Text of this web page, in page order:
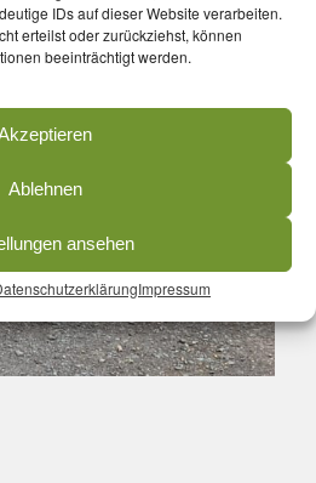
IDs auf dieser Website verarbeiten.
erteilst oder zurückziehst, können
beeinträchtigt werden.
Ablehnen
ansehen
Impressum